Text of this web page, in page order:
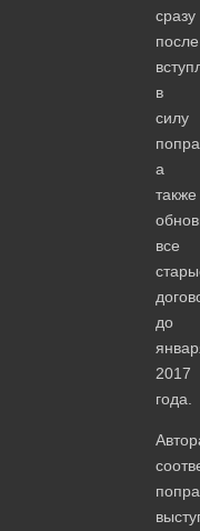
сразу
после
в
силу
а
также
все
до
2017
года.